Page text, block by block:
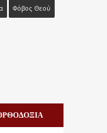
Φόβος Θεού